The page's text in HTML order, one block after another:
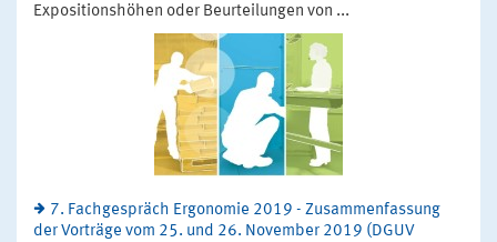
Expositionshöhen oder Beurteilungen von ...
7. Fachgespräch Ergonomie 2019 - Zusammenfassung
der Vorträge vom 25. und 26. November 2019 (DGUV